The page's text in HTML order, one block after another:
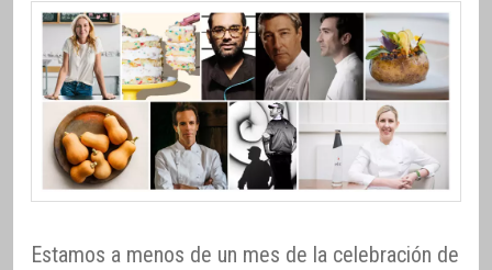
Estamos a menos de un mes de la celebración de